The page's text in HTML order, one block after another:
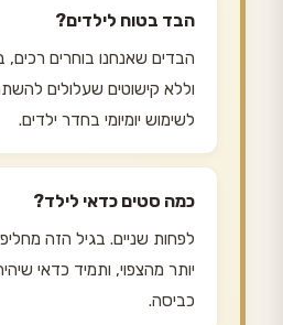
הבד בטוח לילדים?
הבדים שאנחנו בוחרים רכים,
וללא קישוטים שעלולים
לשימוש יומיומי בחדר ילדים.
כמה סטים כדאי לילד?
לפחות שניים. בגיל הזה
יותר מהצפוי, ותמיד כדאי
כביסה.